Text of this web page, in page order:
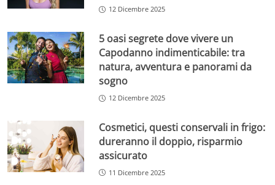
12 Dicembre 2025
5 oasi segrete dove vivere un
Capodanno indimenticabile: tra
natura, avventura e panorami da
sogno
12 Dicembre 2025
Cosmetici, questi conservali in frigo:
dureranno il doppio, risparmio
assicurato
11 Dicembre 2025